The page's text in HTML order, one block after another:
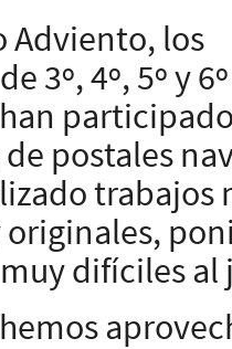
Adviento, los
3º, 4º, 5º y
postales
trabajos
originales,
muy difíciles al